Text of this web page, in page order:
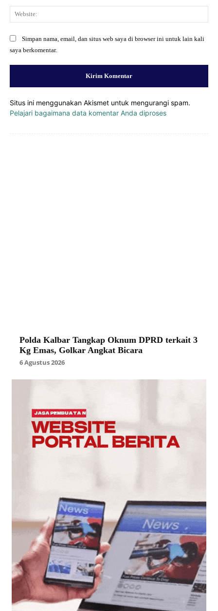
Simpan nama, email, dan situs web saya di browser ini untuk lain kali
saya berkomentar.
Situs ini menggunakan Akismet untuk mengurangi spam.
Pelajari bagaimana data komentar Anda diproses
Polda Kalbar Tangkap Oknum DPRD terkait 3
Kg Emas, Golkar Angkat Bicara
6 Agustus 2026